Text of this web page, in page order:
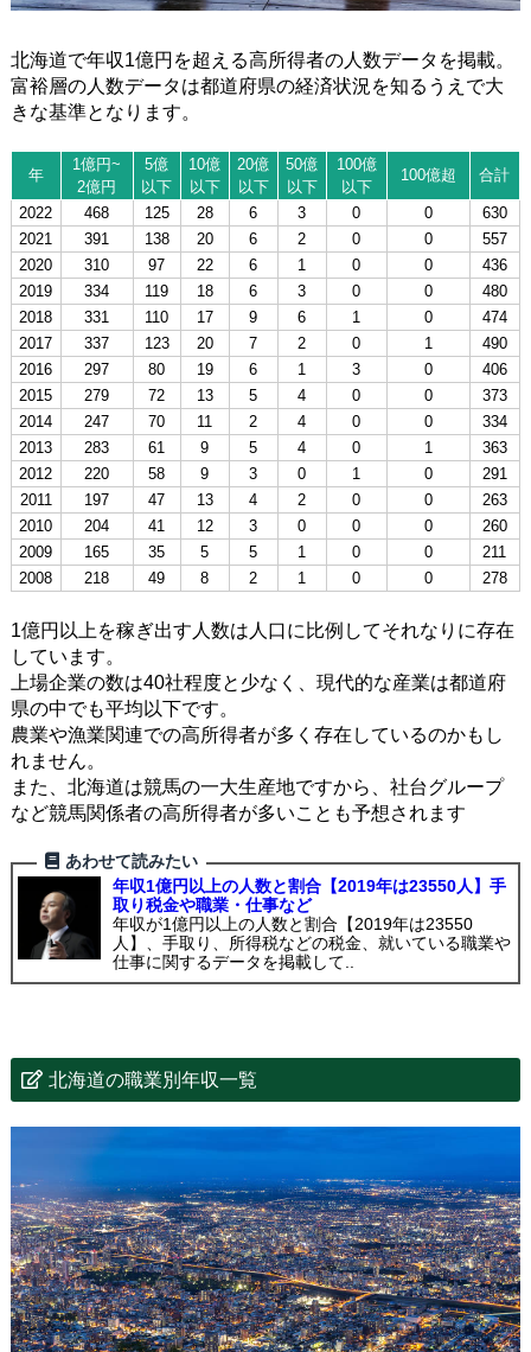
北海道で年収1億円を超える高所得者の人数データを掲載。
富裕層の人数データは都道府県の経済状況を知るうえで大
きな基準となります。
年
1億円~
2億円
5億
以下
10億
以下
20億
以下
50億
以下
100億
以下
100億超 合計
2022 468 125 28 6 3 0 0
630
2021
391 138 20 6 2 0 0
557
2020
310 97 22 6 1 0 0
436
2019
334 119 18 6 3 0 0
480
2018
331 110 17 9 6 1 0
474
2017
337 123 20 7 2 0 1
490
2016
297 80 19 6 1 3 0
406
2015
279 72 13 5 4 0 0
373
2014
247 70 11 2 4 0 0
334
2013
283 61 9 5 4 0 1
363
2012
220 58 9 3 0 1 0
291
2011
197 47 13 4 2 0 0
263
2010
204 41 12 3 0 0 0
260
2009
165 35 5 5 1 0 0
211
2008
218 49 8 2 1 0 0 278
1億円以上を稼ぎ出す人数は人口に比例してそれなりに存在
しています。
上場企業の数は40社程度と少なく、現代的な産業は都道府
県の中でも平均以下です。
農業や漁業関連での高所得者が多く存在しているのかもし
れません。
また、北海道は競馬の一大生産地ですから、社台グループ
など競馬関係者の高所得者が多いことも予想されます
あわせて読みたい
年収1億円以上の人数と割合【2019年は23550人】手
取り税金や職業・仕事など
年収が1億円以上の人数と割合【2019年は23550
人】、手取り、所得税などの税金、就いている職業や
仕事に関するデータを掲載して..
北海道の職業別年収一覧